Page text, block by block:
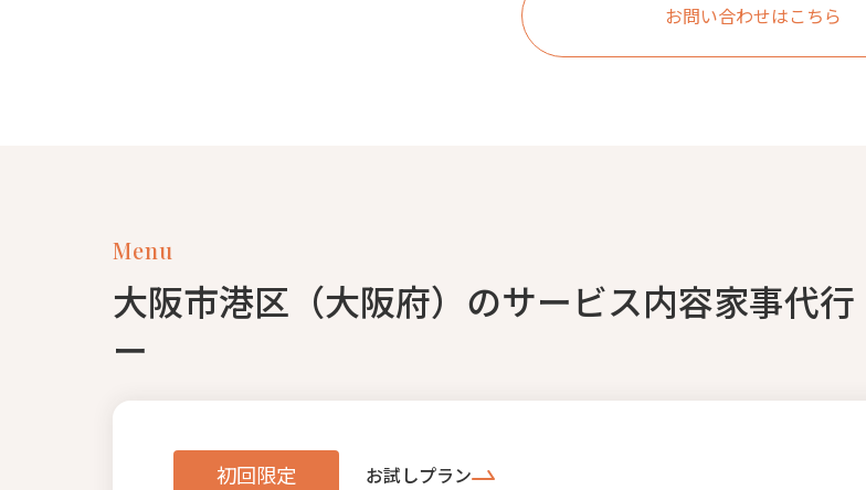
お問い合わせはこちら
Menu
大阪市港区（大阪府）のサービス内容家事代
ー
初回限定 お試しプラン